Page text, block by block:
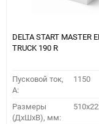
DELTA START MASTER
TRUCK 190 R
Пусковой ток,
A:
1150
Размеры
(ДхШхВ), мм: